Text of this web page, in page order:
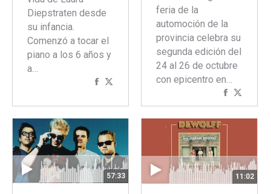
Diepstraten desde
su infancia.
Comenzó a tocar el
piano a los 6 años y
a…
Compartir
Facebook
Twitter
feria de la
automoción de la
provincia celebra su
segunda edición del
24 al 26 de octubre
con epicentro en…
Compartir
concon
57:33 11:02